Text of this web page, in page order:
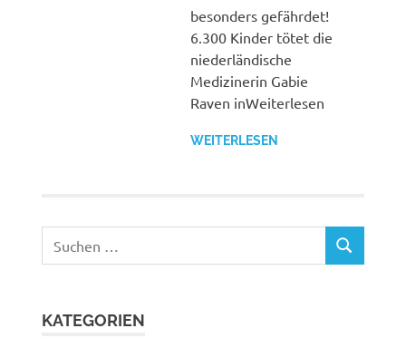
besonders gefährdet!
6.300 Kinder tötet die
niederländische
Medizinerin Gabie
Raven inWeiterlesen
WEITERLESEN
nach:
SUCHEN
KATEGORIEN